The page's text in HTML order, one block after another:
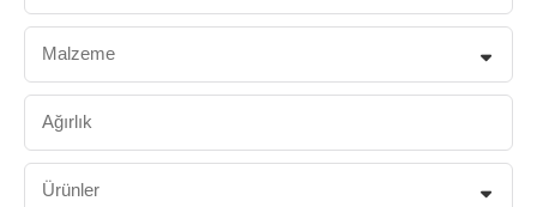
Malzeme
Ağırlık
Ürünler